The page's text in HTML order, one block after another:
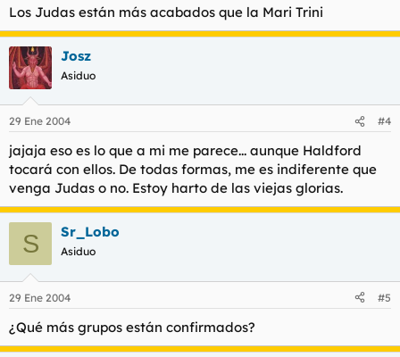
Los Judas están más acabados que la Mari Trini
Josz
Asiduo
29 Ene 2004 #4
jajaja eso es lo que a mi me parece... aunque Haldford
tocará con ellos. De todas formas, me es indiferente que
venga Judas o no. Estoy harto de las viejas glorias.
S Sr_Lobo
Asiduo
29 Ene 2004 #5
¿Qué más grupos están confirmados?